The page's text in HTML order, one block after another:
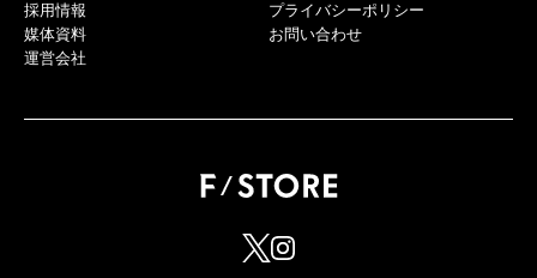
採用情報
媒体資料
運営会社
プライバシーポリシー
お問い合わせ